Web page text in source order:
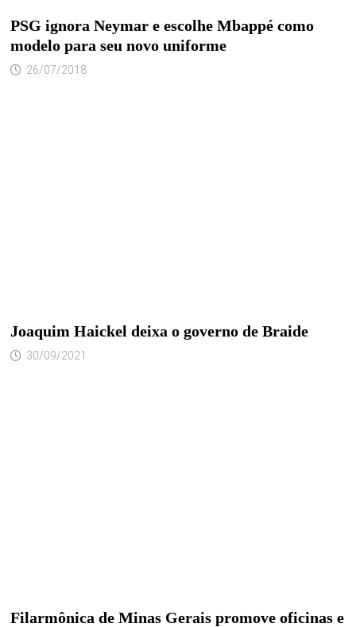
PSG ignora Neymar e escolhe Mbappé como
modelo para seu novo uniforme
26/07/2018
Joaquim Haickel deixa o governo de Braide
30/09/2021
Filarmônica de Minas Gerais promove oficinas e